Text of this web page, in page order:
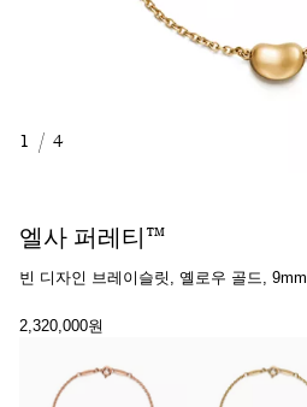
1 / 4
엘사 퍼레티™
빈 디자인 브레이슬릿, 옐로우 골드, 9mm
2,320,000원